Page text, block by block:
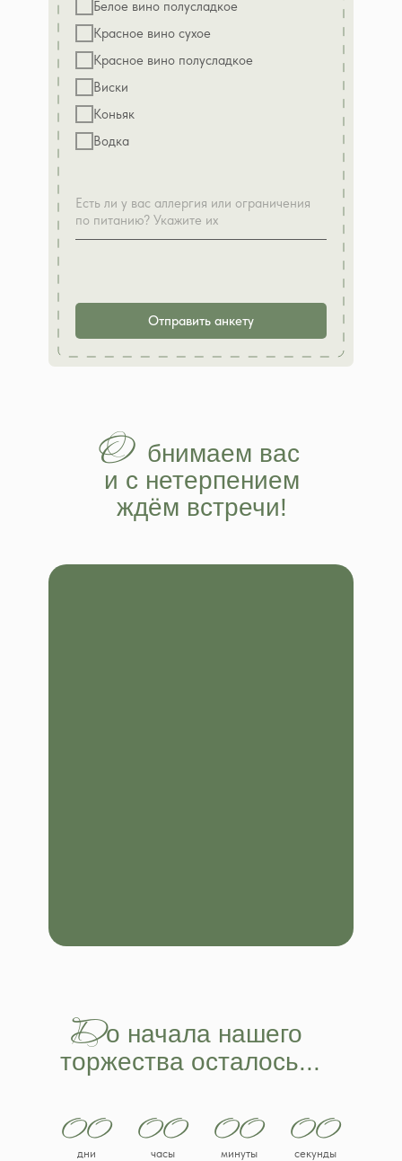
Белое вино полусладкое
Красное вино сухое
Красное вино полусладкое
Виски
Коньяк
Водка
Отправить анкету
О
___ бнимаем вас
и с нетерпением
ждём встречи!
До начала нашего
торжества осталось...
дни часы минуты секунды
00 00 00 00